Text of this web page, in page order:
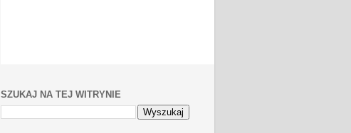
SZUKAJ NA TEJ WITRYNIE